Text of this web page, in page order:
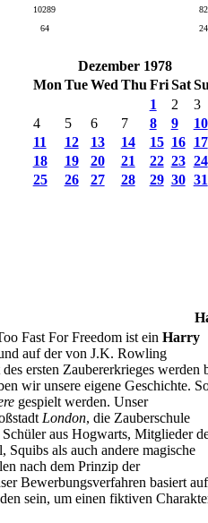
10289
64
Dezember 1978
Mon TueWed Thu FriSat
1
2
3
4
5 6 7 8 9
10
11
12 13 14 15 16
17
18
19 20 21 22 23 24
25
26 27 28 29 30 31
Fast For Freedom ist ein Harry
auf der von J.K. Rowling
ersten Zaubererkrieges werden
wir unsere eigene Geschichte.
gespielt werden. Unser
London, die Zauberschule
aus Hogwarts, Mitglieder
Squibs als auch andere magische
nach dem Prinzip der
Bewerbungsverfahren basiert auf
sein, um einen fiktiven